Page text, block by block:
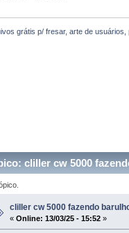
grátis p/ fresar, arte de usuários,
cliller cw 5000
cliller cw 5000 fazendo
«Online: 13/03/25 - 15:52 »